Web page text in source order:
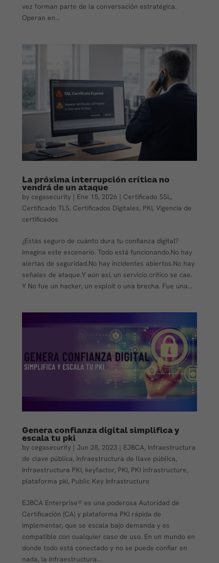
vez forman parte de la conversación estratégica.
Operan en...
La próxima interrupción crítica no
vendrá de un ataque
by cegasecurity| Ene 15, 2026 Certificado SSL,
Certificado TLS, Certificados Digitales, PKI, Vigencia de
certificados
¿Estás seguro de cuánto dura tu confianza digital?
Imagina este escenario. Todo está funcionando.No hay
alertas de seguridad.No hay incidentes abiertos.No hay
señales de ataque.Y aún así, un servicio crítico se cae.
Y No fue un hacker, un exploit o una brecha. Fue una...
Genera confianza digital simplifica y
escala tu pki
by cegasecurity| Jun 28, 2023 | EJBCA, Infraestructura
de clave pública, Infraestructura de llave pública,
Infraestructura PKI, keyfactor, PKI, PKI infrastructure,
plataforma pki, Public Key Infrastructure
EJBCA Enterprise® es una poderosa Autoridad de
Certificación (CA) y plataforma PKI rápida de
implementar, que se escala bajo demanda y es
compatible con cualquier caso de uso. En un mundo en
donde todo está conectado y no se puede confiar en
nada, la infraestructura...